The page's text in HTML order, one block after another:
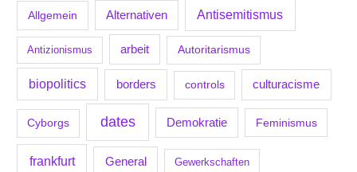
Allgemein Alternativen Antisemitismus
Antizionismus arbeit Autoritarismus
biopolitics borders controls culturacisme
Cyborgs dates Demokratie Feminismus
frankfurt General Gewerkschaften